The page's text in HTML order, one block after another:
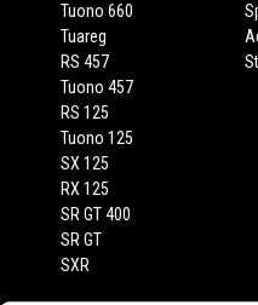
Tuono 660
Tuareg
RS 457
Tuono 457
RS 125
Tuono 125
SX 125
RX 125
SR GT 400
SR GT
SXR